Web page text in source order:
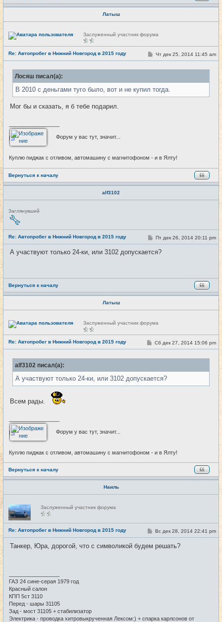
Латыш
Н
е
е
т
Заслуженный участник форума
Re: Автопробег в Нижний Новгород в 2015 году #24
С
о
е
н
Чт дек 25, 2014 11:45 am
Лосяш писал(а):
В 2010 с деньгами туго было, вот и не купил тогда.
Мог бы и сказать, я б тебе подарил.
Форум у вас тут, значит...
Куплю пиджак с отливом, автомашину с магнитофоном - и в Ялту!
Вернуться к началу
alf3102
Н
е
в
т
и
Заглянувший
Re: Автопробег в Нижний Новгород в 2015 году #25
С
о
б
и
Пт дек 26, 2014 20:11 pm
А участвуют только 24-ки, или 3102 допускается?
Вернуться к началу
Латыш
Н
е
е
т
Заслуженный участник форума
Re: Автопробег в Нижний Новгород в 2015 году #26
С
о
е
н
Сб дек 27, 2014 15:06 pm
alf3102 писал(а):
А участвуют только 24-ки, или 3102 допускается?
Всем рады.
Форум у вас тут, значит...
Куплю пиджак с отливом, автомашину с магнитофоном - и в Ялту!
Вернуться к началу
Наиль
Н
е
в
с
е
Заслуженный участник форума
Re: Автопробег в Нижний Новгород в 2015 году #27
С
о
б
Вс дек 28, 2014 22:41 pm
Танкер, Юра, дорогой, что с символикой будем решать?
ГАЗ 24 сине-серая 1979 год
Красный салон
КПП 5ст 3110
Перед - шары 31105
Зад - мост 31105 + стабилизатор
Электрика - проводка хитровыкрученная Лексом:) + спарка карлсонов от